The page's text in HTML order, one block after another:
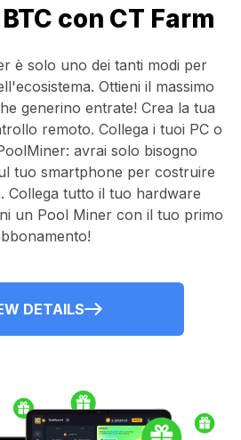
con CT Farm
è solo uno dei tanti modi per
Ottieni il massimo
generino entrate! Crea la tua
remoto. Collega i tuoi PC o
: avrai solo bisogno
tuo smartphone per costruire
Collega tutto il tuo hardware
un Pool Minercon il tuo primo
DETAILS